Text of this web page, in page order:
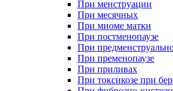
При менструации
При месячных
При миоме матки
При постменопаузе
При
При пременопаузе
При приливах
При токсикозе при